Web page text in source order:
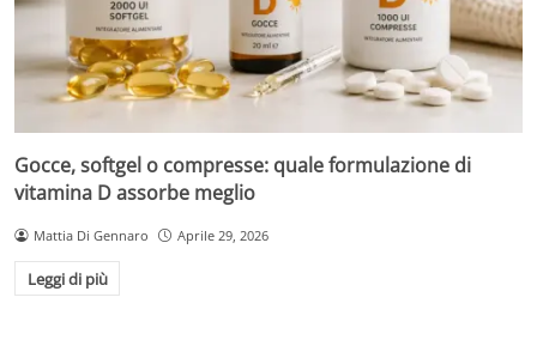
Gocce, softgel o compresse: quale formulazione di
vitamina D assorbe meglio
Mattia Di Gennaro Aprile 29, 2026
Leggi di più